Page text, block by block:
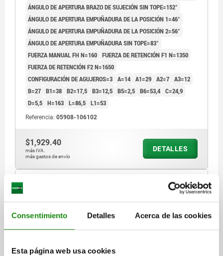
Consentimiento Detalles Acerca de las cookies
Esta página web usa cookies
1) Espiga de tope, posición 1
2) Espiga de tope, posición 2
ÁNGULO DE APERTURA BRAZO DE SUJECIÓN SIN TOPE=152°
ÁNGULO DE APERTURA EMPUÑADURA DE LA POSICIÓN 1=46°
ÁNGULO DE APERTURA EMPUÑADURA DE LA POSICIÓN 2=56°
ÁNGULO DE APERTURA EMPUÑADURA SIN TOPE=83°
FUERZA MANUAL FH N=160 FUERZA DE RETENCIÓN F1 N=1350
FUERZA DE RETENCIÓN F2 N=1650
CONFIGURACIÓN DE AGUJEROS=3 A=14 A1=29 A2=7 A3=12
B=27 B1=38 B2=17,5 B3=12,5 B5=2,5 B6=53,4 C=24,9
D=5,5 H=163 L=86,5 L1=53
Referencia: 05908-106102
$1,929.40
más IVA.
más gastos de envío
DETALLES